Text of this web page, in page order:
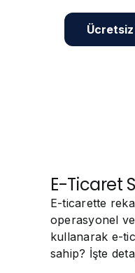
E-Ticaret
E-ticarette
operasyonel
kullanarak e-
sahip? İşte